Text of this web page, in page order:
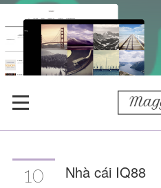
10 Nhà cái IQ88